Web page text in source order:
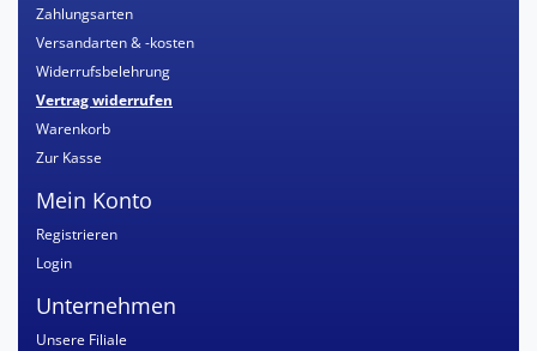
Zahlungsarten
Versandarten & -kosten
Widerrufsbelehrung
Vertrag widerrufen
Warenkorb
Zur Kasse
Mein Konto
Registrieren
Login
Unternehmen
Unsere Filiale